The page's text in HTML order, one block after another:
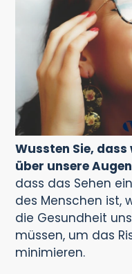
Wussten Sie,
über unsere
dass das Sehen
des Menschen ist,
die Gesundheit
müssen, um das
minimieren.